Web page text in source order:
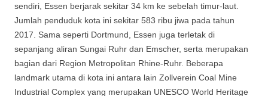
sendiri, Essen berjarak sekitar 34 km ke sebelah timur-laut.
Jumlah penduduk kota ini sekitar 583 ribu jiwa pada tahun
2017. Sama seperti Dortmund, Essen juga terletak di
sepanjang aliran Sungai Ruhr dan Emscher, serta merupakan
bagian dari Region Metropolitan Rhine-Ruhr. Beberapa
landmark utama di kota ini antara lain Zollverein Coal Mine
Industrial Complex yang merupakan UNESCO World Heritage